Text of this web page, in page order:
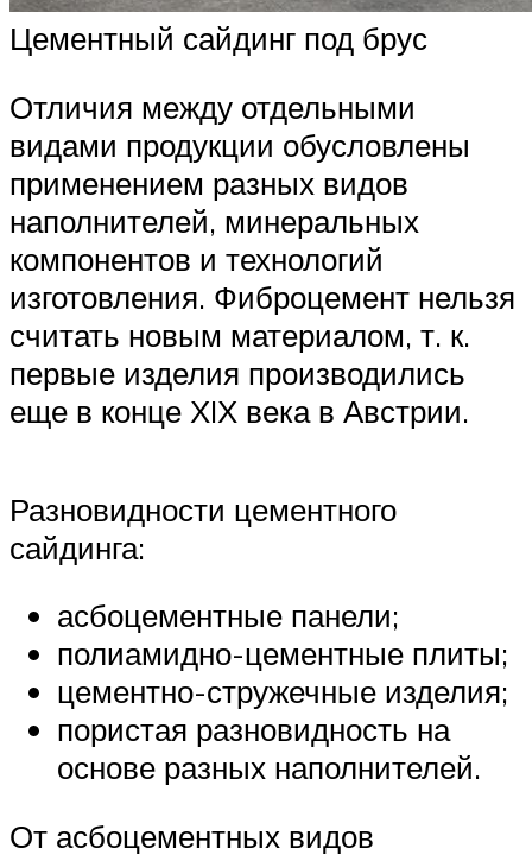
Цементный сайдинг под брус
Отличия между отдельными
видами продукции обусловлены
применением разных видов
наполнителей, минеральных
компонентов и технологий
изготовления. Фиброцемент нельзя
считать новым материалом, т. к.
первые изделия производились
еще в конце ХIХ века в Австрии.
Разновидности цементного
сайдинга:
асбоцементные панели;
полиамидно-цементные плиты;
цементно-стружечные изделия;
пористая разновидность на
основе разных наполнителей.
От асбоцементных видов